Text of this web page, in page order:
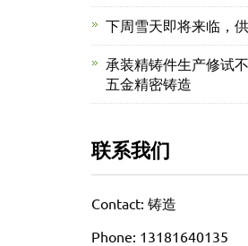
下周雪天即将来临，
承装精铸件生产修试
五金精密铸造
联系我们
Contact: 铸造
Phone: 13181640135